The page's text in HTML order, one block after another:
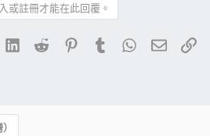
或註冊才能在此回覆。
LinkedIn
Reddit PinterestTumblrWhatsApp
電子